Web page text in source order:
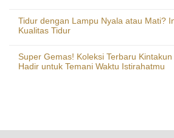
Tidur dengan Lampu Nyala atau Mati?
Kualitas Tidur
Super Gemas! Koleksi Terbaru
Hadir untuk Temani Waktu Istirahatmu